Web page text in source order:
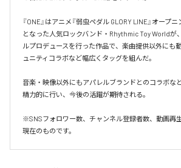
『ONE』はアニメ『弱虫ペダル GLORY LINE』オープ
となった人気ロックバンド・Rhythmic Toy Worldが
ルプロデュースを行った作品で、楽曲提供以外にも
ュニティコラボなど幅広くタッグを組んだ。
音楽・映像以外にもアパレルブランドとのコラボな
精力的に行い、今後の活躍が期待される。
※SNSフォロワー数、チャンネル登録者数、動画再
現在のものです。